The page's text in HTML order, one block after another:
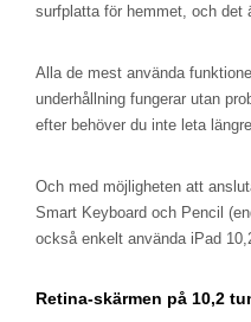
surfplatta för hemmet, och det
Alla de mest använda
underhållning fungerar utan
efter behöver du inte leta längre.
Och med möjligheten att
Smart Keyboard och Pencil
också enkelt använda iPad
Retina-skärmen på 10,2